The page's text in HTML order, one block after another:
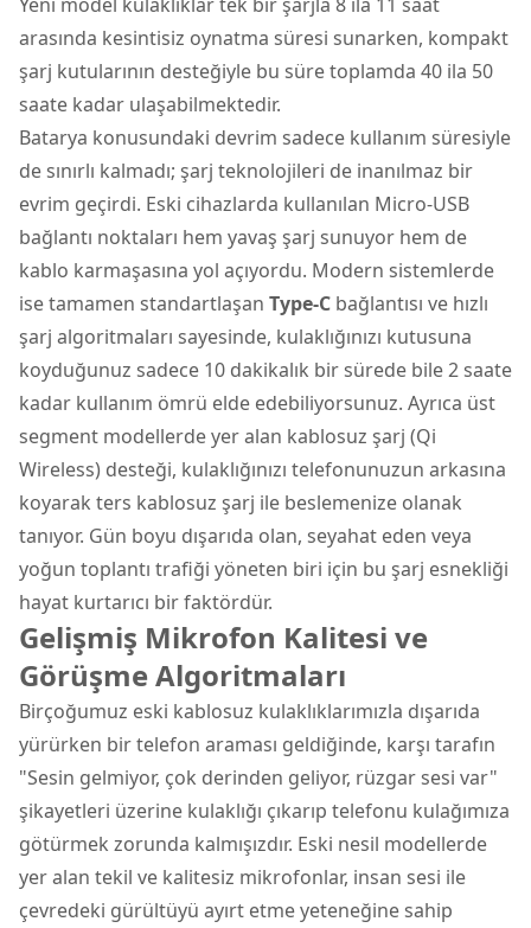
arasında kesintisiz oynatma süresi sunarken, kompakt
şarj kutularının desteğiyle bu süre toplamda 40 ila 50
saate kadar ulaşabilmektedir.
Batarya konusundaki devrim sadece kullanım süresiyle
de sınırlı kalmadı; şarj teknolojileri de inanılmaz bir
evrim geçirdi. Eski cihazlarda kullanılan Micro-USB
bağlantı noktaları hem yavaş şarj sunuyor hem de
kablo karmaşasına yol açıyordu. Modern sistemlerde
ise tamamen standartlaşan Type-C bağlantısı ve hızlı
şarj algoritmaları sayesinde, kulaklığınızı kutusuna
koyduğunuz sadece 10 dakikalık bir sürede bile 2 saate
kadar kullanım ömrü elde edebiliyorsunuz. Ayrıca üst
segment modellerde yer alan kablosuz şarj (Qi
Wireless) desteği, kulaklığınızı telefonunuzun arkasına
koyarak ters kablosuz şarj ile beslemenize olanak
tanıyor. Gün boyu dışarıda olan, seyahat eden veya
yoğun toplantı trafiği yöneten biri için bu şarj esnekliği
hayat kurtarıcı bir faktördür.
Gelişmiş Mikrofon Kalitesi ve
Görüşme Algoritmaları
Birçoğumuz eski kablosuz kulaklıklarımızla dışarıda
yürürken bir telefon araması geldiğinde, karşı tarafın
"Sesin gelmiyor, çok derinden geliyor, rüzgar sesi var"
şikayetleri üzerine kulaklığı çıkarıp telefonu kulağımıza
götürmek zorunda kalmışızdır. Eski nesil modellerde
yer alan tekil ve kalitesiz mikrofonlar, insan sesi ile
çevredeki gürültüyü ayırt etme yeteneğine sahip